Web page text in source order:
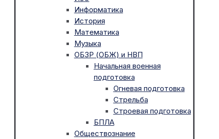
Информатика
История
Математика
Музыка
ОБЗР (ОБЖ) и НВП
Начальная военная
подготовка
Огневая подготовка
Стрельба
Строевая подготовка
БПЛА
Обществознание